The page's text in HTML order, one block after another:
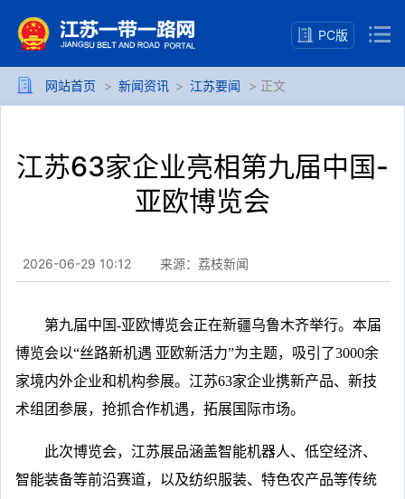
PC版
网站首页 > 新闻资讯 > 江苏要闻 > 正文
江苏63家企业亮相第九届中国-
亚欧博览会
2026-06-29 10:12 来源：荔枝新闻
第九届中国-亚欧博览会正在新疆乌鲁木齐举行。本届
博览会以“丝路新机遇 亚欧新活力”为主题，吸引了3000余
家境内外企业和机构参展。江苏63家企业携新产品、新技
术组团参展，抢抓合作机遇，拓展国际市场。
此次博览会，江苏展品涵盖智能机器人、低空经济、
智能装备等前沿赛道，以及纺织服装、特色农产品等传统